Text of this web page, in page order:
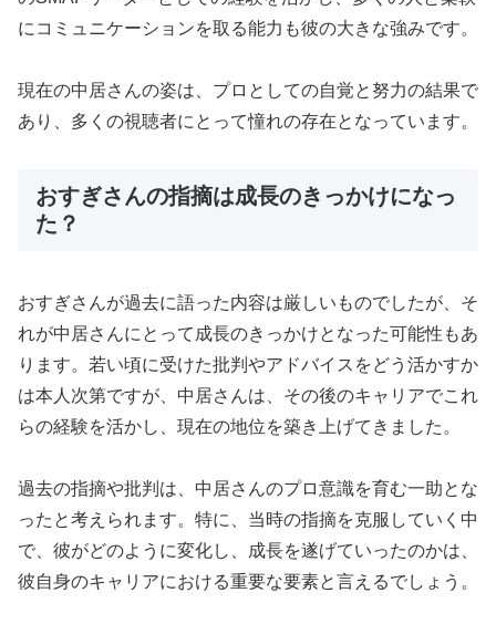
にコミュニケーションを取る能力も彼の大きな強みです。
現在の中居さんの姿は、プロとしての自覚と努力の結果で
あり、多くの視聴者にとって憧れの存在となっています。
おすぎさんの指摘は成長のきっかけになっ
た？
おすぎさんが過去に語った内容は厳しいものでしたが、そ
れが中居さんにとって成長のきっかけとなった可能性もあ
ります。若い頃に受けた批判やアドバイスをどう活かすか
は本人次第ですが、中居さんは、その後のキャリアでこれ
らの経験を活かし、現在の地位を築き上げてきました。
過去の指摘や批判は、中居さんのプロ意識を育む一助とな
ったと考えられます。特に、当時の指摘を克服していく中
で、彼がどのように変化し、成長を遂げていったのかは、
彼自身のキャリアにおける重要な要素と言えるでしょう。